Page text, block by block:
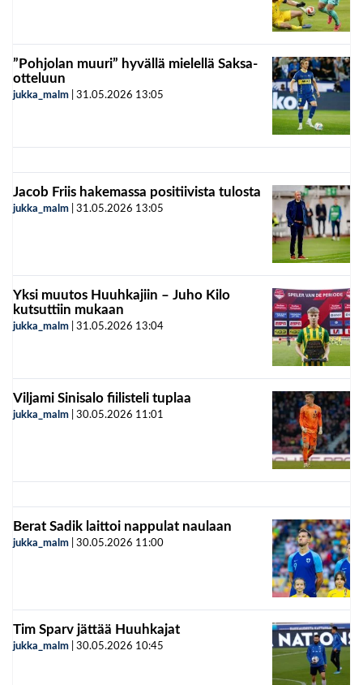
”Pohjolan muuri” hyvällä mielellä Saksa-
otteluun
jukka_malm 31.05.2026 13:05
Jacob Friis hakemassa positiivista tulosta
jukka_malm 31.05.2026 13:05
Yksi muutos Huuhkajiin – Juho Kilo
kutsuttiin mukaan
jukka_malm 31.05.2026 13:04
Viljami Sinisalo fiilisteli tuplaa
jukka_malm 30.05.2026 11:01
Berat Sadik laittoi nappulat naulaan
jukka_malm 30.05.2026 11:00
Tim Sparv jättää Huuhkajat
jukka_malm 30.05.2026 10:45